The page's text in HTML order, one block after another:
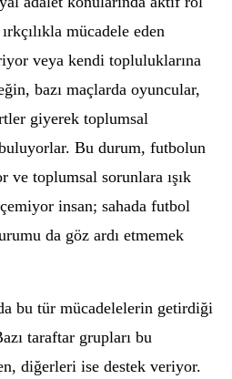
mücadele eden
veya kendi topluluklarına
bazı maçlarda oyuncular,
giyerek toplumsal
buluyorlar. Bu durum, futbolun
ve toplumsal sorunlara ışık
insan; sahada futbol
da göz ardı etmemek
bu tür mücadelelerin getirdiği
taraftar grupları bu
diğerleri ise destek veriyor.